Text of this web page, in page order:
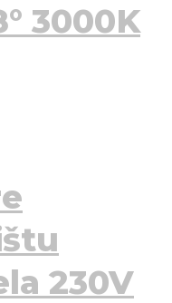
3000K
230V